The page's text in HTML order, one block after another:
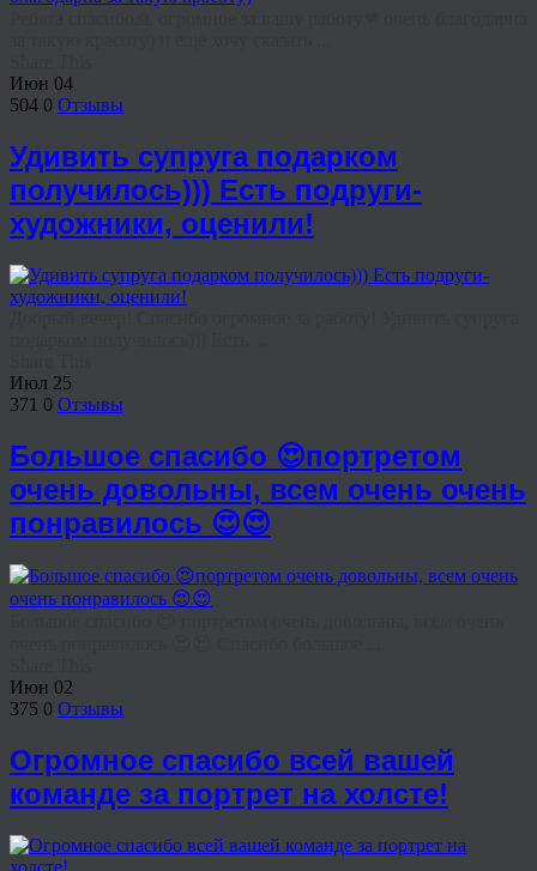
Июн 04
504 0 Отзывы
Удивить супруга подарком
получилось))) Есть подруги-
художники, оценили!
Июл 25
371 0 Отзывы
Большое спасибо 😍портретом
очень довольны, всем очень очень
понравилось 😍😍
Июн 02
375 0 Отзывы
Огромное спасибо всей вашей
команде за портрет на холсте!